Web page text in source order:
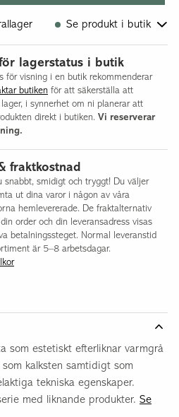
som estetiskt efterliknar varmgrå
kalksten samtidigt som
tekniska egenskaper.
med liknande produkter. Se
Se produkt i butik
lagerstatus i butik
för visning i en butik rekommenderar
butiken för att säkerställa att
i synnerhet om ni planerar att
direkt i butiken. Vi reserverar
fraktkostnad
snabbt, smidigt och tryggt! Du väljer
ut dina varor i någon av våra
hemlevererade. De fraktalternativ
order och din leveransadress visas
betalningssteget. Normal leveranstid
är 5–8 arbetsdagar.